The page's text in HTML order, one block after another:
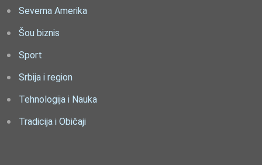
Severna Amerika
Šou biznis
Sport
Srbija i region
Tehnologija i Nauka
Tradicija i Običaji